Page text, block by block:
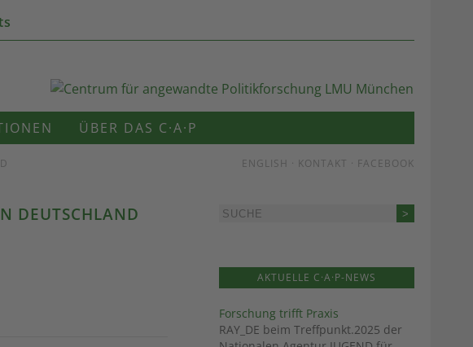
ÜBER DAS C·A·P
ENGLISH · KONTAKT · FACEBOOK
DEUTSCHLAND
AKTUELLE C·A·P-NEWS
Forschung trifft Praxis
RAY_DE beim Treffpunkt.2025 der